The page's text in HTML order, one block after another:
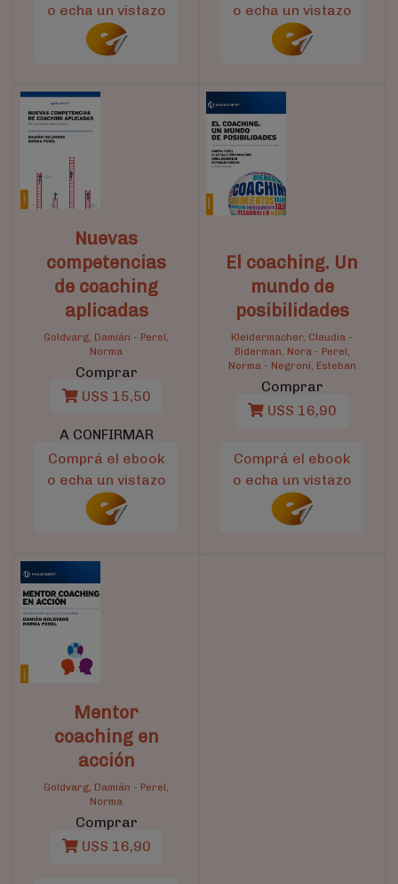
o echa un vistazo
o echa un vistazo
Nuevas
competencias
de coaching
aplicadas
Goldvarg, Damián - Perel,
Norma
Comprar
U$S 15,50
A CONFIRMAR
Comprá el ebook
o echa un vistazo
El coaching. Un
mundo de
posibilidades
Kleidermacher, Claudia -
Biderman, Nora - Perel,
Norma - Negroni, Esteban
Comprar
U$S 16,90
Comprá el ebook
o echa un vistazo
Mentor
coaching en
acción
Goldvarg, Damián - Perel,
Norma
Comprar
U$S 16,90